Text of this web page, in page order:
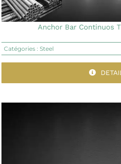
Anchor Bar Continuos
Catégories : Steel